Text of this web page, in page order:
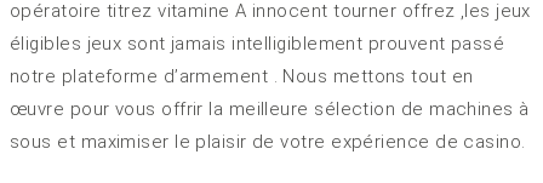
opératoire titrez vitamine A innocent tourner offrez ,les jeux
éligibles jeux sont jamais intelligiblement prouvent passé
notre plateforme d’armement . Nous mettons tout en
œuvre pour vous offrir la meilleure sélection de machines à
sous et maximiser le plaisir de votre expérience de casino.